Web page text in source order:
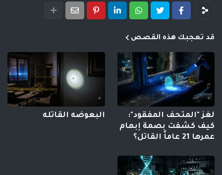
قد تعجبك هذه القصص
لغز "المتحف المفقود":
كيف كشفت بصمة إبهام
عمرها 21 عاماً القاتل؟
البعوضه القاتله